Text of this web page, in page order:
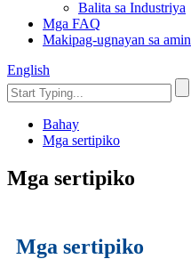
Balita sa Industriya
Mga FAQ
Makipag-ugnayan sa amin
English
Bahay
Mga sertipiko
Mga sertipiko
Mga sertipiko